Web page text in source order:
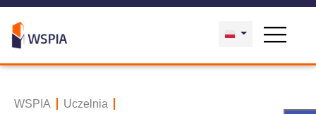
WSPIA
Uczelnia